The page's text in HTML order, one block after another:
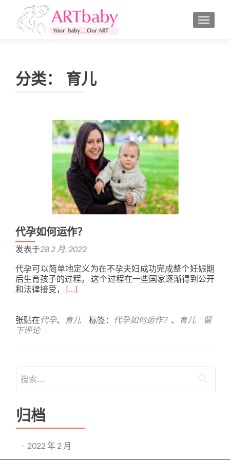
切换导
分类： 育儿
代孕如何运作？
发表于28 2 月, 2022
代孕可以简单地定义为在不孕夫妇成功完成整个妊娠期
后生育孩子的过程。 这个过程在一些国家逐渐得到公开
和法律接受， Read
代
作？
[…]
张贴在代孕、 育儿 标签： 代孕如何运作？ 、 育儿
留
下评论
索：
归档
2022 年 2 月